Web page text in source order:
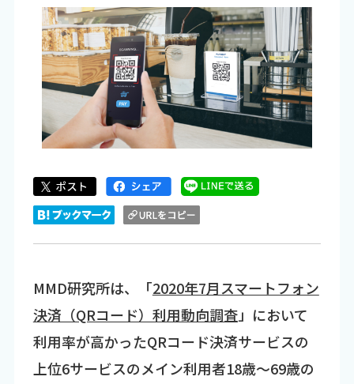
MMD研究所は、「2020年7月スマートフォン
決済（QRコード）利用動向調査」において
利用率が高かったQRコード決済サービスの
上位6サービスのメイン利用者18歳～69歳の